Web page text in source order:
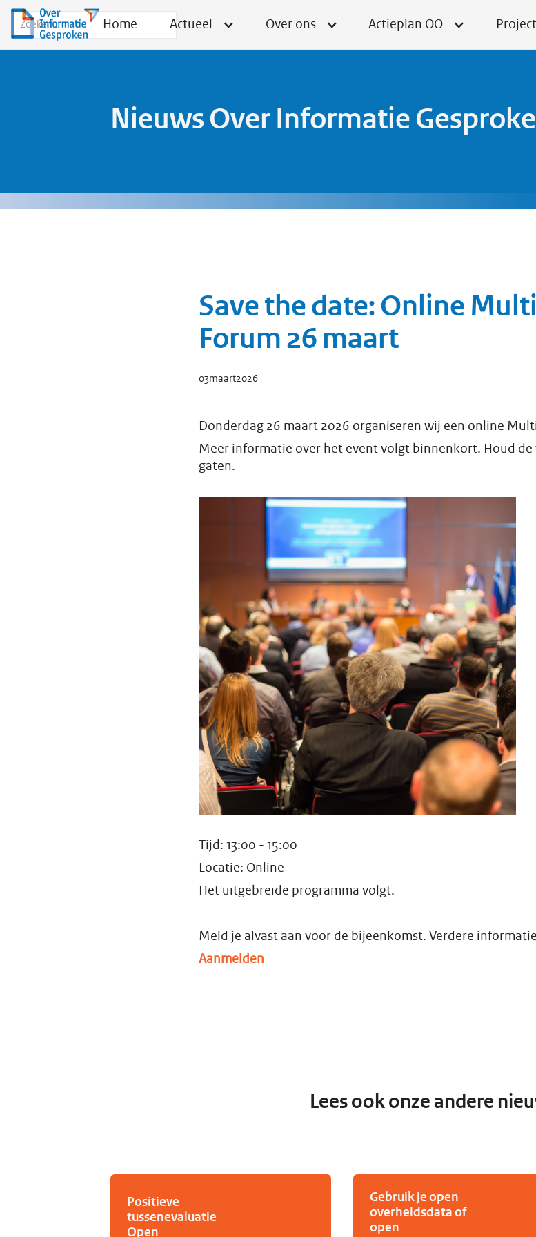
Home Actueel Over ons Actieplan OO
Nieuws Over Informatie
Save the date: Online
Forum 26 maart
03maart2026
Donderdag 26 maart 2026 organiseren wij een online
Meer informatie over het event volgt binnenkort. Houd de
gaten.
Tijd: 13:00 - 15:00
Locatie: Online
Het uitgebreide programma volgt.
Meld je alvast aan voor de bijeenkomst. Verdere
Aanmelden
Lees ook onze andere
Positieve
tussenevaluatie
Open
Gebruik je open
overheidsdata of
open